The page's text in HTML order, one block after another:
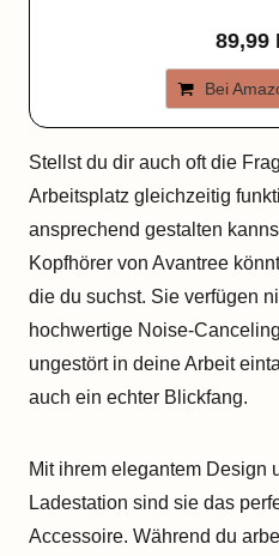
89,99
Bei
Stellst du dir auch oft die
Arbeitsplatz gleichzeitig
ansprechend gestalten
Kopfhörer von Avantree
die du suchst. Sie verfügen
hochwertige Noise-
ungestört in deine Arbeit
auch ein echter Blickfang.
Mit ihrem elegantem Design
Ladestation sind sie das
Accessoire. Während du